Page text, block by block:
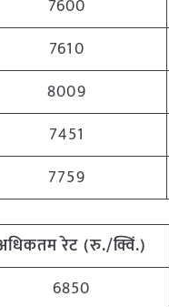
7600
7610
8009
7451
7759
रेट (रु./क्विं.)
6850